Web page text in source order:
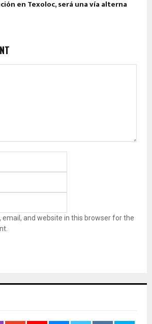
en Texoloc, será una vía alterna
email, and website in this browser for the